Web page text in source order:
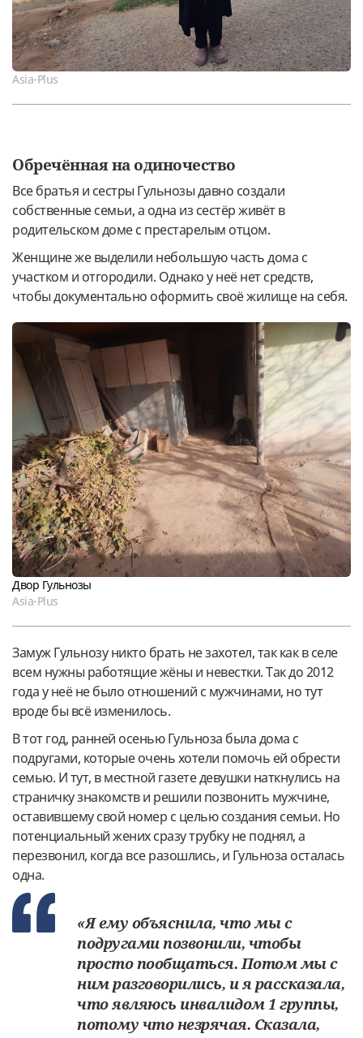
Asia-Plus
Обречённая на одиночество
Все братья и сестры Гульнозы давно создали
собственные семьи, а одна из сестёр живёт в
родительском доме с престарелым отцом.
Женщине же выделили небольшую часть дома с
участком и отгородили. Однако у неё нет средств,
чтобы документально оформить своё жилище на себя.
Двор Гульнозы
Asia-Plus
Замуж Гульнозу никто брать не захотел, так как в селе
всем нужны работящие жёны и невестки. Так до 2012
года у неё не было отношений с мужчинами, но тут
вроде бы всё изменилось.
В тот год, ранней осенью Гульноза была дома с
подругами, которые очень хотели помочь ей обрести
семью. И тут, в местной газете девушки наткнулись на
страничку знакомств и решили позвонить мужчине,
оставившему свой номер с целью создания семьи. Но
потенциальный жених сразу трубку не поднял, а
перезвонил, когда все разошлись, и Гульноза осталась
одна.
«Я ему объяснила, что мы с
подругами позвонили, чтобы
просто пообщаться. Потом мы с
ним разговорились, и я рассказала,
что являюсь инвалидом 1 группы,
потому что незрячая. Сказала,